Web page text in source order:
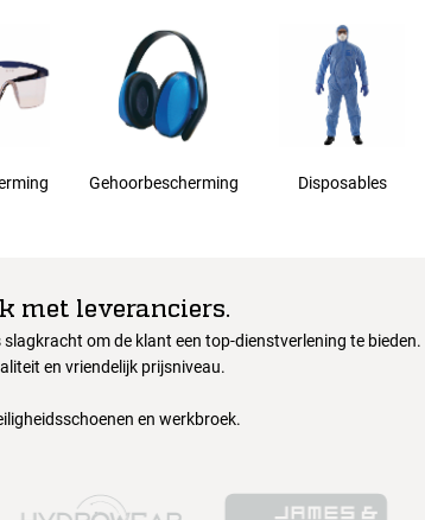
Gehoorbescherming Disposables
met leveranciers.
om de klant een top-dienstverlening te bieden.
en vriendelijk prijsniveau.
en werkbroek.